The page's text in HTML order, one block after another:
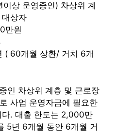
이상 운영중인) 차상위 계
상자
만원
( 60개월 상환/ 거치 6개
인 차상위 계층 및 근로장
사업 운영자금에 필요한
. 대출 한도는 2,000만
5년 6개월 동안 6개월 거